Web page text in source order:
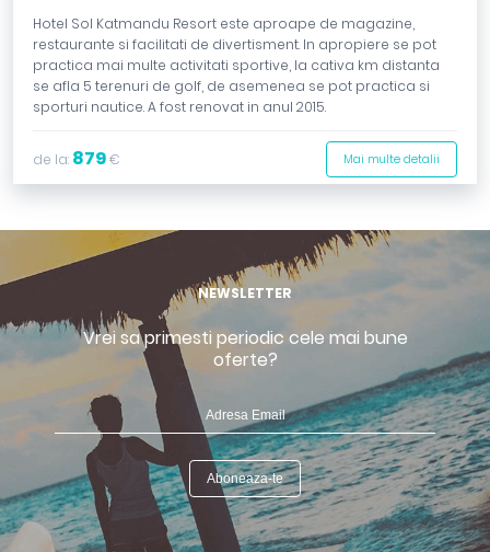
Hotel Sol Katmandu Resort este aproape de magazine,
restaurante si facilitati de divertisment. In apropiere se pot
practica mai multe activitati sportive, la cativa km distanta
se afla 5 terenuri de golf, de asemenea se pot practica si
sporturi nautice. A fost renovat in anul 2015.
de la: 879€ Mai multe detalii
NEWSLETTER
Vrei sa primesti periodic cele mai bune
oferte?